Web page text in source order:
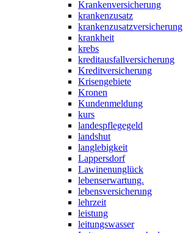
Krankenversicherung
krankenzusatz
krankenzusatzversicherung
krankheit
krebs
kreditausfallversicherung
Kreditversicherung
Krisengebiete
Kronen
Kundenmeldung
kurs
landespflegegeld
landshut
langlebigkeit
Lappersdorf
Lawinenunglück
lebenserwartung.
lebensversicherung
lehrzeit
leistung
leitungswasser